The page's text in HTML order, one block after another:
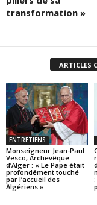
transformation »
ARTICLES
ENTRETIENS
Monseigneur Jean-Paul
Vesco, Archevêque
d’Alger : « Le Pape était
profondément touché
par l’accueil des
Algériens »